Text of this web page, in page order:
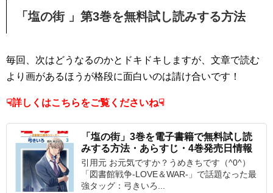
「塩の街 」第3巻を無料試し読みする方法
毎回、次はどうなるのかとドキドキしますが、文章で読む
より画があるほうが格段に面白いのは請け合いです！
☟詳しくはこちらをご覧くださいね☟
「塩の街」3巻を電子書籍で無料試し読
みする方法・あらすじ・4巻発売日情報
引用元 お元気ですか？うめきちです（^0^）
「図書館戦争-LOVE＆WAR-」で話題なった最
強タッグ：弓きいろ...